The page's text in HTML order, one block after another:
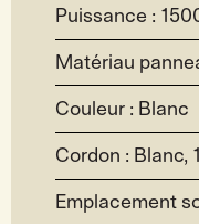
Puissance :
Matériau
Couleur : Blanc
Cordon : Blanc,
Emplacement